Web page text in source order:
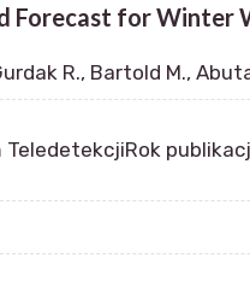
Forecast for Winter
R., Bartold M.,
TeledetekcjiRok